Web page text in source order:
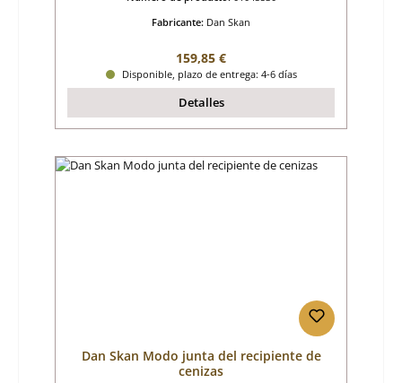
Fabricante: Dan Skan
Precio normal:
159,85 €
Disponible, plazo de entrega: 4-6 días
Detalles
Dan Skan Modo junta del recipiente de
cenizas